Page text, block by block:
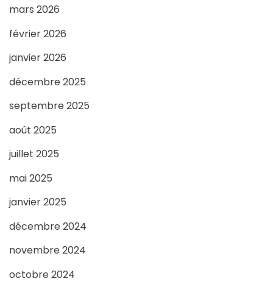
mars 2026
février 2026
janvier 2026
décembre 2025
septembre 2025
août 2025
juillet 2025
mai 2025
janvier 2025
décembre 2024
novembre 2024
octobre 2024